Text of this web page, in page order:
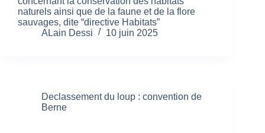
naturels ainsi que de la faune et de la flore
sauvages, dite “directive Habitats”
ALain Dessi
10 juin 2025
Declassement du loup : convention de
Berne